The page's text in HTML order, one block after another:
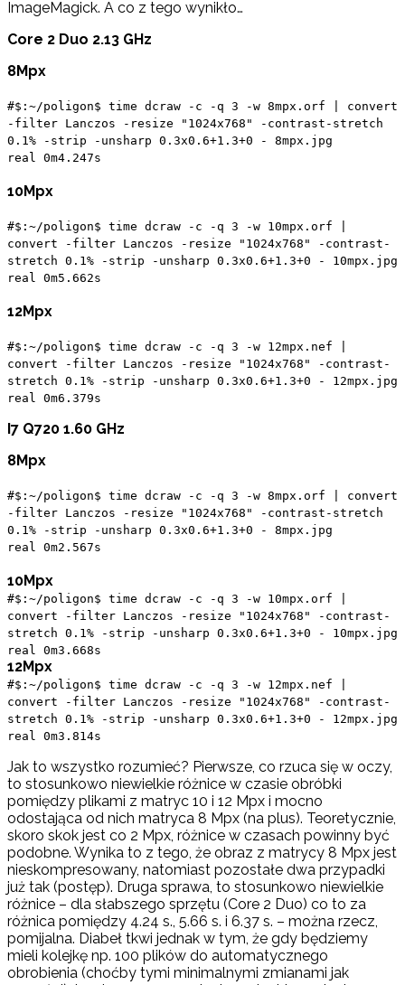
ImageMagick. A co z tego wynikło…
Core 2 Duo 2.13 GHz
8Mpx
#$:~/poligon$ time dcraw -c -q 3 -w 8mpx.orf | convert
-filter Lanczos -resize "1024x768" -contrast-stretch
0.1% -strip -unsharp 0.3x0.6+1.3+0 - 8mpx.jpg
real 0m4.247s
10Mpx
#$:~/poligon$ time dcraw -c -q 3 -w 10mpx.orf |
convert -filter Lanczos -resize "1024x768" -contrast-
stretch 0.1% -strip -unsharp 0.3x0.6+1.3+0 - 10mpx.jpg
real 0m5.662s
12Mpx
#$:~/poligon$ time dcraw -c -q 3 -w 12mpx.nef |
convert -filter Lanczos -resize "1024x768" -contrast-
stretch 0.1% -strip -unsharp 0.3x0.6+1.3+0 - 12mpx.jpg
real 0m6.379s
I7 Q720 1.60 GHz
8Mpx
#$:~/poligon$ time dcraw -c -q 3 -w 8mpx.orf | convert
-filter Lanczos -resize "1024x768" -contrast-stretch
0.1% -strip -unsharp 0.3x0.6+1.3+0 - 8mpx.jpg
real 0m2.567s
10Mpx
#$:~/poligon$ time dcraw -c -q 3 -w 10mpx.orf |
convert -filter Lanczos -resize "1024x768" -contrast-
stretch 0.1% -strip -unsharp 0.3x0.6+1.3+0 - 10mpx.jpg
real 0m3.668s
12Mpx
#$:~/poligon$ time dcraw -c -q 3 -w 12mpx.nef |
convert -filter Lanczos -resize "1024x768" -contrast-
stretch 0.1% -strip -unsharp 0.3x0.6+1.3+0 - 12mpx.jpg
real 0m3.814s
Jak to wszystko rozumieć? Pierwsze, co rzuca się w oczy,
to stosunkowo niewielkie różnice w czasie obróbki
pomiędzy plikami z matryc 10 i 12 Mpx i mocno
odostająca od nich matryca 8 Mpx (na plus). Teoretycznie,
skoro skok jest co 2 Mpx, różnice w czasach powinny być
podobne. Wynika to z tego, że obraz z matrycy 8 Mpx jest
nieskompresowany, natomiast pozostałe dwa przypadki
już tak (postęp). Druga sprawa, to stosunkowo niewielkie
różnice – dla słabszego sprzętu (Core 2 Duo) co to za
różnica pomiędzy 4.24 s., 5.66 s. i 6.37 s. – można rzecz,
pomijalna. Diabeł tkwi jednak w tym, że gdy będziemy
mieli kolejkę np. 100 plików do automatycznego
obrobienia (choćby tymi minimalnymi zmianami jak